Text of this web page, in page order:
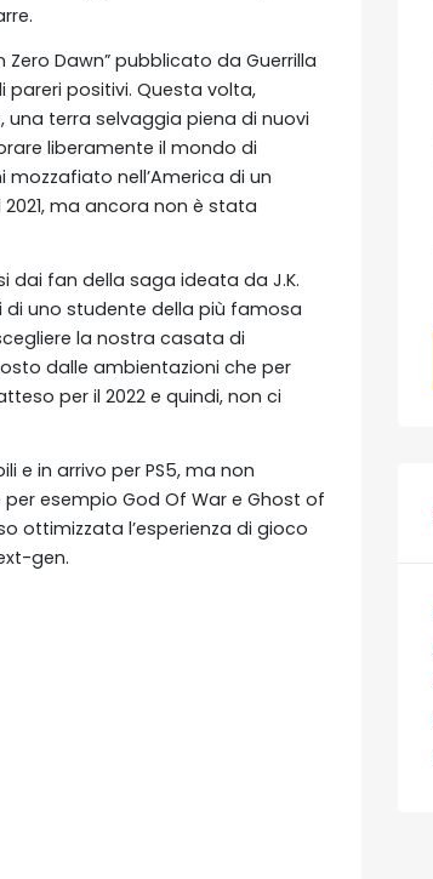
Zero Dawn” pubblicato da Guerrilla
pareri positivi. Questa volta,
una terra selvaggia piena di nuovi
liberamente il mondo di
nell’America di un
ma ancora non è stata
dai fan della saga ideata da J.K.
di uno studente della più famosa
la nostra casata di
dalle ambientazioni che per
per il 2022 e quindi, non ci
e in arrivo per PS5, ma non
esempio God Of War e Ghost of
ottimizzata l’esperienza di gioco
gen.